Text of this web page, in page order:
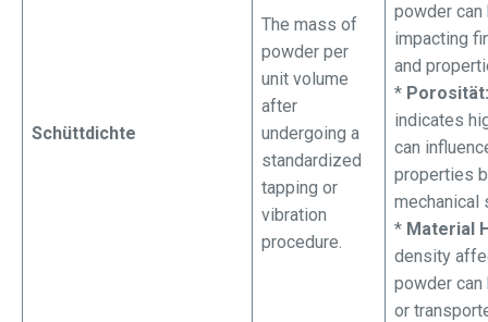
Schüttdichte
The mass of
powder per
unit volume
after
undergoing a
standardized
tapping or
vibration
procedure.
powder can
impacting
and
* Porosität:
indicates
can
properties
mechanical
* Material
density
powder
or